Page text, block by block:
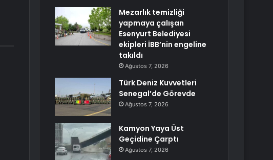
Mezarlık temizliği
yapmaya çalışan
Esenyurt Belediyesi
ekipleri İBB’nin engeline
takıldı
Ağustos 7, 2026
Türk Deniz Kuvvetleri
Senegal’de Görevde
Ağustos 7, 2026
Kamyon Yaya Üst
Geçidine Çarptı
Ağustos 7, 2026